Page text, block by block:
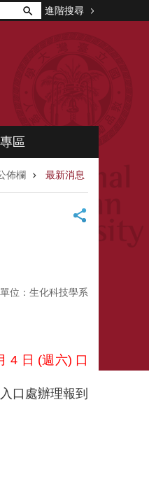
進階搜尋
區
佈欄 最新消息
位：生化科技學系
4 日 (週六) 口
口處辦理報到